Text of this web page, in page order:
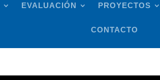
EVALUACIÓN PROYECTOS
CONTACTO